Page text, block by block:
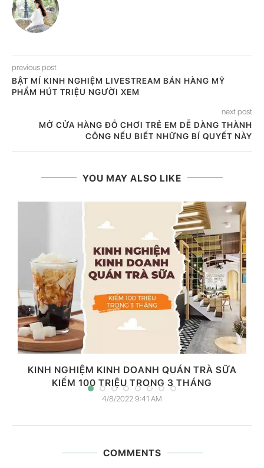
previous post
BẬT MÍ KINH NGHIỆM LIVESTREAM BÁN HÀNG MỸ
PHẨM HÚT TRIỆU NGƯỜI XEM
next post
MỞ CỬA HÀNG ĐỒ CHƠI TRẺ EM DỄ DÀNG THÀNH
CÔNG NẾU BIẾT NHỮNG BÍ QUYẾT NÀY
YOU MAY ALSO LIKE
KINH NGHIỆM KINH DOANH QUÁN TRÀ SỮA
KIẾM 100 TRIỆU TRONG 3 THÁNG
4/8/2022 9:41 AM
COMMENTS